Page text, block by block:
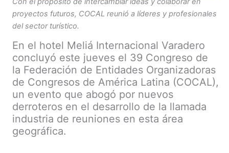
proyectos futuros, COCAL reunió a líderes y profesionales
del sector turístico.
En el hotel Meliá Internacional Varadero
concluyó este jueves el 39 Congreso de
la Federación de Entidades Organizadoras
de Congresos de América Latina (COCAL),
un evento que abogó por nuevos
derroteros en el desarrollo de la llamada
industria de reuniones en esta área
geográfica.